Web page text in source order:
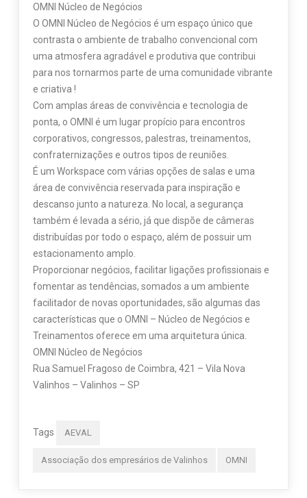
OMNI Núcleo de Negócios
O OMNI Núcleo de Negócios é um espaço único que
contrasta o ambiente de trabalho convencional com
uma atmosfera agradável e produtiva que contribui
para nos tornarmos parte de uma comunidade vibrante
e criativa !
Com amplas áreas de convivência e tecnologia de
ponta, o OMNI é um lugar propício para encontros
corporativos, congressos, palestras, treinamentos,
confraternizações e outros tipos de reuniões.
É um Workspace com várias opções de salas e uma
área de convivência reservada para inspiração e
descanso junto a natureza. No local, a segurança
também é levada a sério, já que dispõe de câmeras
distribuídas por todo o espaço, além de possuir um
estacionamento amplo.
Proporcionar negócios, facilitar ligações profissionais e
fomentar as tendências, somados a um ambiente
facilitador de novas oportunidades, são algumas das
características que o OMNI – Núcleo de Negócios e
Treinamentos oferece em uma arquitetura única.
OMNI Núcleo de Negócios
Rua Samuel Fragoso de Coimbra, 421 – Vila Nova
Valinhos – Valinhos – SP
Tags AEVAL
Associação dos empresários de Valinhos OMNI